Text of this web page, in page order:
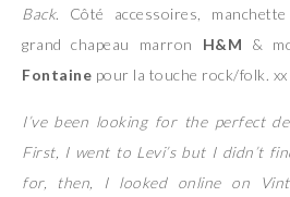
Back. Côté accessoires, manchette
grand chapeau marron H&M &
Fontaine pour la touche rock/folk. xx
I’ve been looking for the perfect
First, I went to Levi’s but I didn’t
for, then, I looked online on